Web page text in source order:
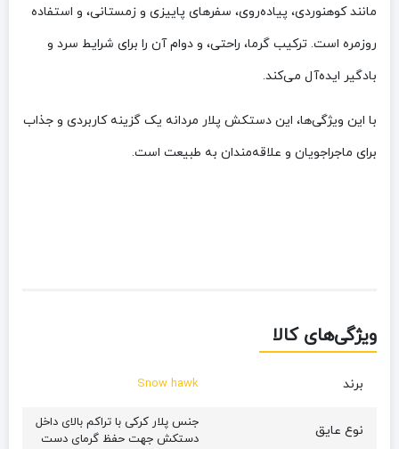
مانند کوهنوردی، پیاده‌روی، سفرهای پاییزی و زمستانی، و استفاده
روزمره است. ترکیب گرما، راحتی، و دوام آن را برای شرایط سرد و
بادگیر ایده‌آل می‌کند.
با این ویژگی‌ها، این دستکش پلار مردانه یک گزینه کاربردی و جذاب
برای ماجراجویان و علاقه‌مندان به طبیعت است.
ویژگی‌های کالا
برند Snow hawk
نوع عایق
جنس پلار کرکی با تراکم بالای داخل
دستکش جهت حفظ گرمای دست